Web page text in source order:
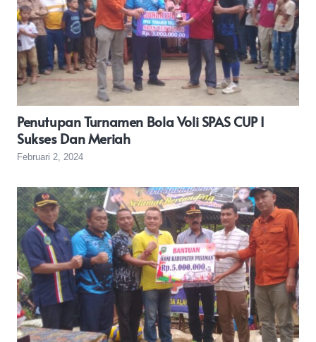
Penutupan Turnamen Bola Voli SPAS CUP I
Sukses Dan Meriah
Februari 2, 2024